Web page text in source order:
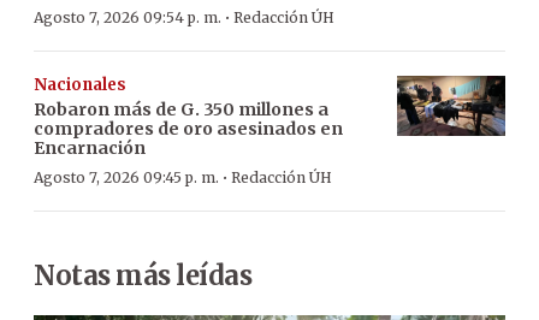
Agosto 7, 2026 09:54 p. m. · Redacción ÚH
Nacionales
Robaron más de G. 350 millones a
compradores de oro asesinados en
Encarnación
Agosto 7, 2026 09:45 p. m. · Redacción ÚH
Notas más leídas